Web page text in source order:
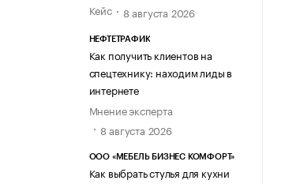
Кейс
8 августа 2026
НЕФТЕТРАФИК
Как получить клиентов на
спецтехнику: находим лиды в
интернете
Мнение эксперта
8 августа 2026
ООО «МЕБЕЛЬ БИЗНЕС КОМФОРТ»
Как выбрать стулья для кухни